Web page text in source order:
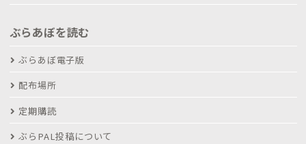
ぶらあぼを読む
ぶらあぼ電子版
配布場所
定期購読
ぶらPAL投稿について